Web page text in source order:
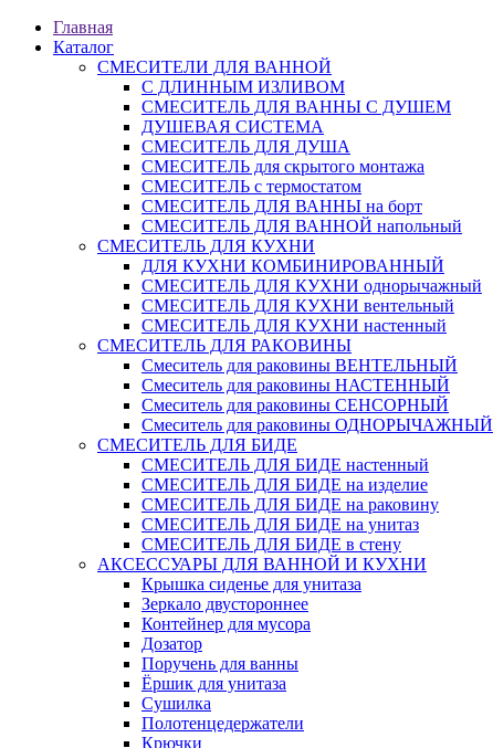
Главная
Каталог
СМЕСИТЕЛИ ДЛЯ ВАННОЙ
С ДЛИННЫМ ИЗЛИВОМ
СМЕСИТЕЛЬ ДЛЯ ВАННЫ С ДУШЕМ
ДУШЕВАЯ СИСТЕМА
СМЕСИТЕЛЬ ДЛЯ ДУША
СМЕСИТЕЛЬ для скрытого монтажа
СМЕСИТЕЛЬ с термостатом
СМЕСИТЕЛЬ ДЛЯ ВАННЫ на борт
СМЕСИТЕЛЬ ДЛЯ ВАННОЙ напольный
СМЕСИТЕЛЬ ДЛЯ КУХНИ
ДЛЯ КУХНИ КОМБИНИРОВАННЫЙ
СМЕСИТЕЛЬ ДЛЯ КУХНИ однорычажный
СМЕСИТЕЛЬ ДЛЯ КУХНИ вентельный
СМЕСИТЕЛЬ ДЛЯ КУХНИ настенный
СМЕСИТЕЛЬ ДЛЯ РАКОВИНЫ
Смеситель для раковины ВЕНТЕЛЬНЫЙ
Смеситель для раковины НАСТЕННЫЙ
Смеситель для раковины СЕНСОРНЫЙ
Смеситель для раковины ОДНОРЫЧАЖНЫЙ
СМЕСИТЕЛЬ ДЛЯ БИДЕ
СМЕСИТЕЛЬ ДЛЯ БИДЕ настенный
СМЕСИТЕЛЬ ДЛЯ БИДЕ на изделие
СМЕСИТЕЛЬ ДЛЯ БИДЕ на раковину
СМЕСИТЕЛЬ ДЛЯ БИДЕ на унитаз
СМЕСИТЕЛЬ ДЛЯ БИДЕ в стену
АКСЕССУАРЫ ДЛЯ ВАННОЙ И КУХНИ
Крышка сиденье для унитаза
Зеркало двустороннее
Контейнер для мусора
Дозатор
Поручень для ванны
Ёршик для унитаза
Сушилка
Полотенцедержатели
Крючки